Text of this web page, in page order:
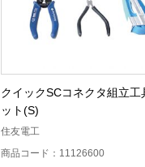
クイックSCコネクタ組立工
ット(S)
住友電工
商品コード：11126600